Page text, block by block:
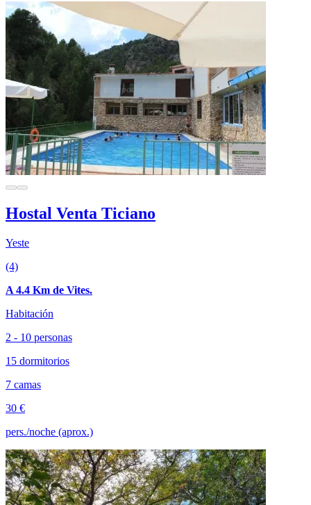
Hostal Venta Ticiano
Yeste
(4)
A 4.4 Km de Vites.
Habitación
2 - 10 personas
15 dormitorios
7 camas
30 €
pers./noche (aprox.)